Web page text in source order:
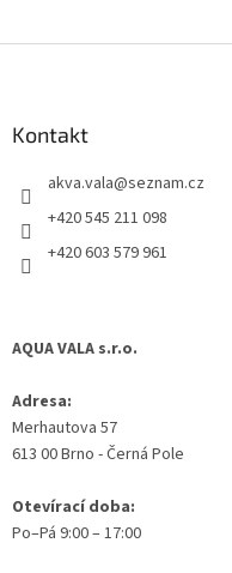
Kontakt
akva.vala@seznam.cz
+420 545 211 098
+420 603 579 961
AQUA VALA s.r.o.
Adresa:
Merhautova 57
613 00 Brno - Černá Pole
Otevírací doba:
Po–Pá 9:00 – 17:00